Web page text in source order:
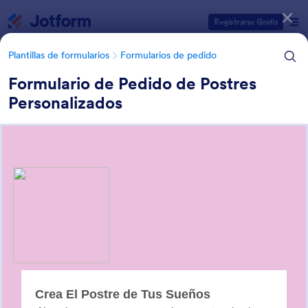
Registrarse Gratis
Plantillas de formularios Formularios de pedido
Formulario de Pedido de Postres
Personalizados
Formularios de pedido de
Categorías de plantillas de formulario